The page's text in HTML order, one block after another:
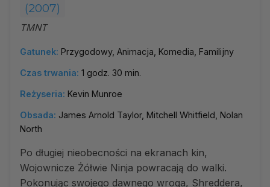
(2007)
TMNT
Gatunek: Przygodowy, Animacja, Komedia, Familijny
Czas trwania: 1 godz. 30 min.
Reżyseria: Kevin Munroe
Obsada: James Arnold Taylor, Mitchell Whitfield, Nolan
North
Po długiej nieobecności na ekranach kin,
Wojownicze Żółwie Ninja powracają do walki.
Pokonując swojego dawnego wroga, Shreddera,